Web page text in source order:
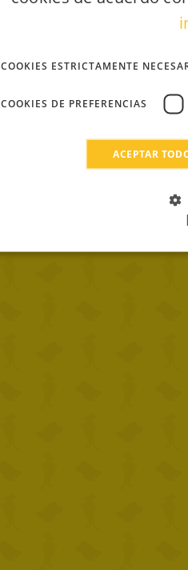
COOKIES ESTRICTAMENTE
COOKIES DE PREFERENCIAS
ACEPTAR